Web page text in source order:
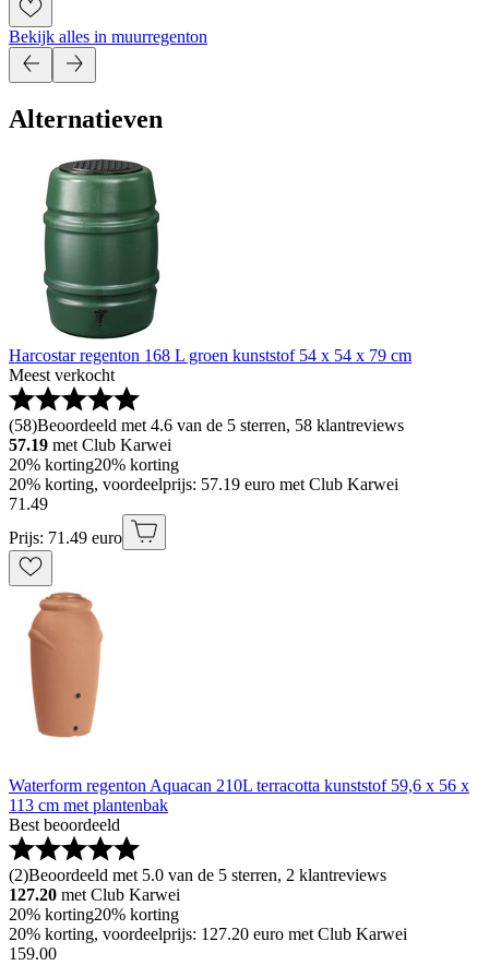
Bekijk alles in muurregenton
Alternatieven
Harcostar regenton 168 L groen kunststof 54 x 54 x 79 cm
Meest verkocht
(58)Beoordeeld met 4.6 van de 5 sterren, 58 klantreviews
57.19 met Club Karwei
20% korting20% korting
20% korting, voordeelprijs: 57.19 euro met Club Karwei
71 .49
Prijs: 71.49 euro
Waterform regenton Aquacan 210L terracotta kunststof 59,6 x 56 x
113 cm met plantenbak
Best beoordeeld
(2)Beoordeeld met 5.0 van de 5 sterren, 2 klantreviews
127.20 met Club Karwei
20% korting20% korting
20% korting, voordeelprijs: 127.20 euro met Club Karwei
159.00